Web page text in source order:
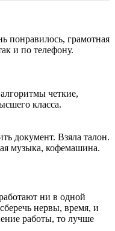
понравилось, грамотная
и по телефону.
четкие,
класса.
документ. Взяла талон.
музыка, кофемашина.
ни в одной
нервы, время, и
работы, то лучше